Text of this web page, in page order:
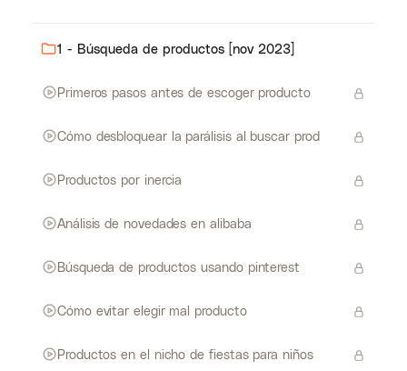
1 - Búsqueda de productos [nov 2023]
Primeros pasos antes de escoger producto
Cómo desbloquear la parálisis al buscar prod
Productos por inercia
Análisis de novedades en alibaba
Búsqueda de productos usando pinterest
Cómo evitar elegir mal producto
Productos en el nicho de fiestas para niños